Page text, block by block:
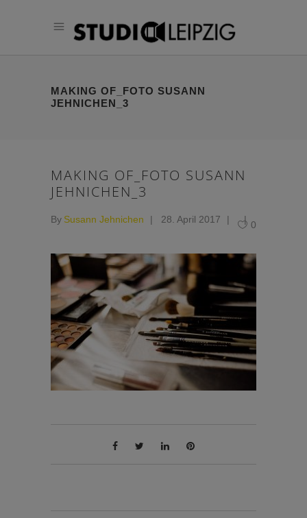
MAKING OF_FOTO SUSANN
JEHNICHEN_3
MAKING OF_FOTO SUSANN
JEHNICHEN_3
By Susann Jehnichen 28. April 2017 0